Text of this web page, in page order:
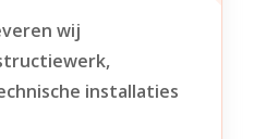
wij
installaties